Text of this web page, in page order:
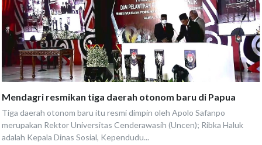
Mendagri resmikan tiga daerah otonom baru di Papua
Tiga daerah otonom baru itu resmi dimpin oleh Apolo Safanpo
merupakan Rektor Universitas Cenderawasih (Uncen); Ribka Haluk
adalah Kepala Dinas Sosial, Kependudu...